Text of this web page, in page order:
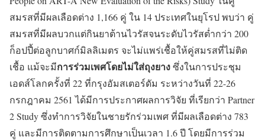
สมรสที่มีผลเลือดต่าง 1,166 คู่ ใน 14 ประเทศในยุโรป พบว่า คู่
สมรสที่มีผลบวกแต่กินยาต้านไวรัสจนระดับไวรัสต่ำกว่า 200
ก็อปปี้ต่อลูกบาศก์มิลลิเมตร จะไม่แพร่เชื้อให้คู่สมรสที่ไม่ติด
เชื้อ แม้จะมีการร่วมเพศโดยไม่ใส่ถุงยางซึ่งในการประชุม
เอดส์โลกครั้งที่ 22 ที่กรุงอัมสเตอร์ดัม ระหว่างวันที่ 22-26
กรกฎาคม 2561 ได้มีการประกาศผลการวิจัย ที่เรียกว่า Partner
2 Study ซึ่งทำการวิจัยในชายรักร่วมเพศ ที่มีผลเลือดต่าง 783
คู่ และมีการติดตามการศึกษาเป็นเวลา 1.6 ปี โดยมีการร่วม